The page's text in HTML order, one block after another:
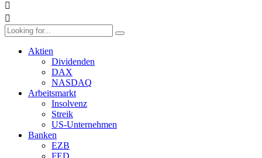
Aktien
Dividenden
DAX
NASDAQ
Arbeitsmarkt
Insolvenz
Streik
US-Unternehmen
Banken
EZB
FED